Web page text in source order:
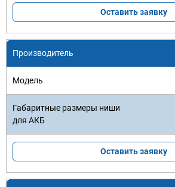
Оставить заявку
Оставить заявку